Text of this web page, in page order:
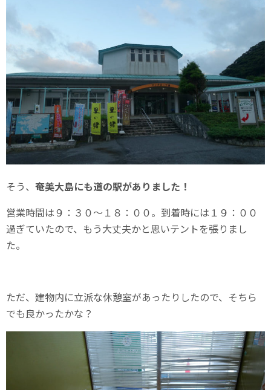
そう、 奄美大島にも道の駅がありました！
営業時間は９：３０～１８：００。到着時には１９：００
過ぎていたので、もう大丈夫かと思いテントを張りまし
た。
ただ、建物内に立派な休憩室があったりしたので、そちら
でも良かったかな？